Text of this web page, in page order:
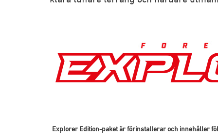
Explorer Edition-paket är förinstallerar och innehåller